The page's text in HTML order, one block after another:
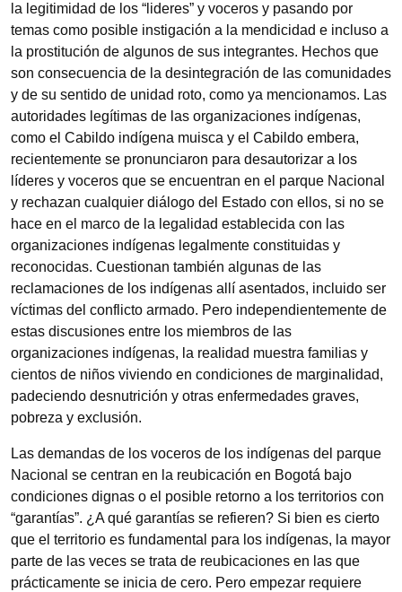
la legitimidad de los “lideres” y voceros y pasando por
temas como posible instigación a la mendicidad e incluso a
la prostitución de algunos de sus integrantes. Hechos que
son consecuencia de la desintegración de las comunidades
y de su sentido de unidad roto, como ya mencionamos. Las
autoridades legítimas de las organizaciones indígenas,
como el Cabildo indígena muisca y el Cabildo embera,
recientemente se pronunciaron para desautorizar a los
líderes y voceros que se encuentran en el parque Nacional
y rechazan cualquier diálogo del Estado con ellos, si no se
hace en el marco de la legalidad establecida con las
organizaciones indígenas legalmente constituidas y
reconocidas. Cuestionan también algunas de las
reclamaciones de los indígenas allí asentados, incluido ser
víctimas del conflicto armado. Pero independientemente de
estas discusiones entre los miembros de las
organizaciones indígenas, la realidad muestra familias y
cientos de niños viviendo en condiciones de marginalidad,
padeciendo desnutrición y otras enfermedades graves,
pobreza y exclusión.
Las demandas de los voceros de los indígenas del parque
Nacional se centran en la reubicación en Bogotá bajo
condiciones dignas o el posible retorno a los territorios con
“garantías”. ¿A qué garantías se refieren? Si bien es cierto
que el territorio es fundamental para los indígenas, la mayor
parte de las veces se trata de reubicaciones en las que
prácticamente se inicia de cero. Pero empezar requiere